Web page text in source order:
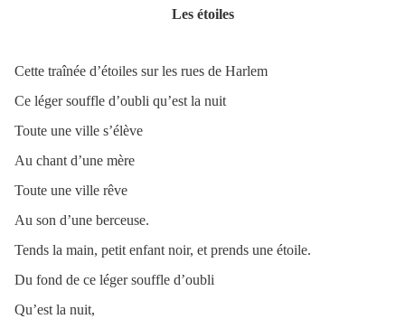
Les étoiles
Cette traînée d’étoiles sur les rues de Harlem
Ce léger souffle d’oubli qu’est la nuit
Toute une ville s’élève
Au chant d’une mère
Toute une ville rêve
Au son d’une berceuse.
Tends la main, petit enfant noir, et prends une étoile.
Du fond de ce léger souffle d’oubli
Qu’est la nuit,